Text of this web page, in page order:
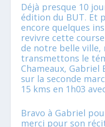
Déjà presque 10
édition du BUT. Et
encore quelques
revivre cette
de notre belle ville,
transmettons le
Chameaux, Gabriel
sur la seconde
15 kms en 1h03
Bravo à Gabriel
merci pour son